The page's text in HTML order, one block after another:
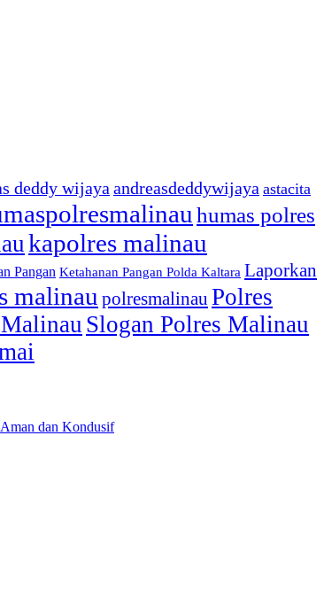
deddy wijaya andreasdeddywijaya astacita
humas polres
kapolres malinau
Pangan Ketahanan Pangan Polda Kaltara Laporkan
malinau polresmalinau Polres
Slogan Polres Malinau
dan Kondusif